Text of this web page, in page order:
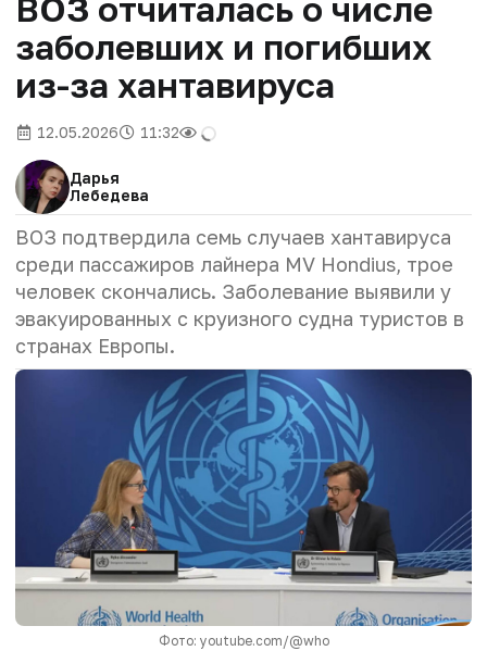
ВОЗ отчиталась о числе
заболевших и погибших
из-за хантавируса
12.05.2026 11:32
Дарья
Лебедева
ВОЗ подтвердила семь случаев хантавируса
среди пассажиров лайнера MV Hondius, трое
человек скончались. Заболевание выявили у
эвакуированных с круизного судна туристов в
странах Европы.
Фото: youtube.com/@who